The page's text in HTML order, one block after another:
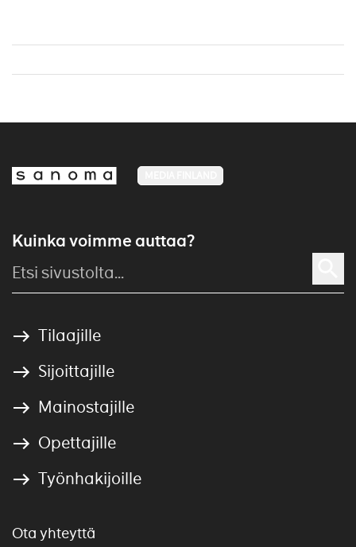
Kuinka voimme auttaa?
Tilaajille
Sijoittajille
Mainostajille
Opettajille
Työnhakijoille
Ota yhteyttä